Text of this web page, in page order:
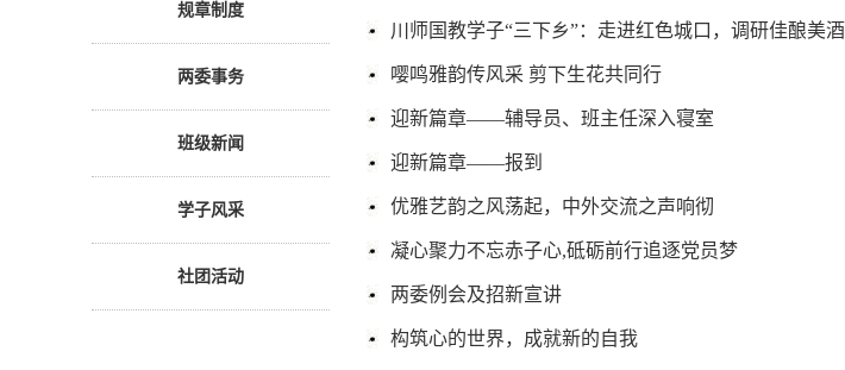
规章制度
两委事务
班级新闻
学子风采
社团活动
川师国教学子“三下乡”：走进红色城口，调研佳酿美酒
嘤鸣雅韵传风采 剪下生花共同行
迎新篇章——辅导员、班主任深入寝室
迎新篇章——报到
优雅艺韵之风荡起，中外交流之声响彻
凝心聚力不忘赤子心,砥砺前行追逐党员梦
两委例会及招新宣讲
构筑心的世界，成就新的自我